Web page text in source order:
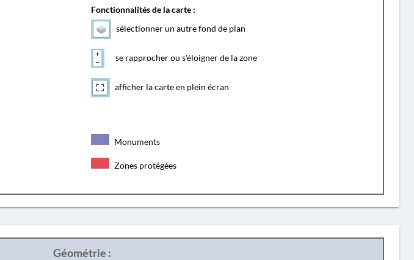
Fonctionnalités de la carte :
sélectionner un autre fond de plan
se rapprocher ou s'éloigner de la zone
afficher la carte en plein écran
Monuments
Zones protégées
Géométrie :